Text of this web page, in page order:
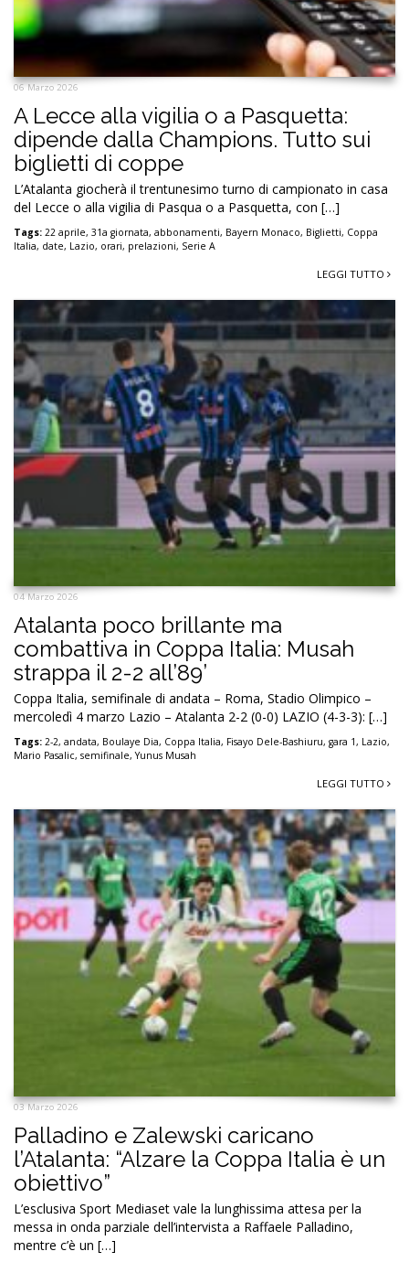
06 Marzo 2026
A Lecce alla vigilia o a Pasquetta:
dipende dalla Champions. Tutto sui
biglietti di coppe
L’Atalanta giocherà il trentunesimo turno di campionato in casa
del Lecce o alla vigilia di Pasqua o a Pasquetta, con […]
Tags: 22 aprile, 31a giornata, abbonamenti, Bayern Monaco, Biglietti, Coppa
Italia, date, Lazio, orari, prelazioni, Serie A
LEGGI TUTTO
04 Marzo 2026
Atalanta poco brillante ma
combattiva in Coppa Italia: Musah
strappa il 2-2 all’89’
Coppa Italia, semifinale di andata – Roma, Stadio Olimpico –
mercoledì 4 marzo Lazio – Atalanta 2-2 (0-0) LAZIO (4-3-3): […]
Tags: 2-2, andata, Boulaye Dia, Coppa Italia, Fisayo Dele-Bashiuru, gara 1, Lazio,
Mario Pasalic, semifinale,Yunus Musah
LEGGI TUTTO
03 Marzo 2026
Palladino e Zalewski caricano
l’Atalanta: “Alzare la Coppa Italia è un
obiettivo”
L’esclusiva Sport Mediaset vale la lunghissima attesa per la
messa in onda parziale dell’intervista a Raffaele Palladino,
mentre c’è un […]